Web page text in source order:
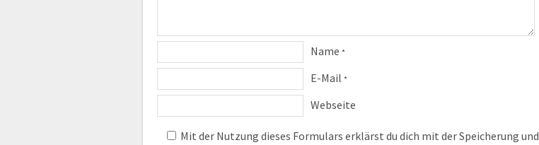
Name *
E-Mail *
Webseite
Mit der Nutzung dieses Formulars erklärst du dich mit der Speicherung und